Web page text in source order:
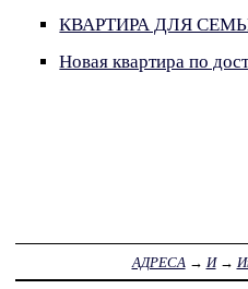
КВАРТИРА ДЛЯ
Новая квартира по
АДРЕСА → И→